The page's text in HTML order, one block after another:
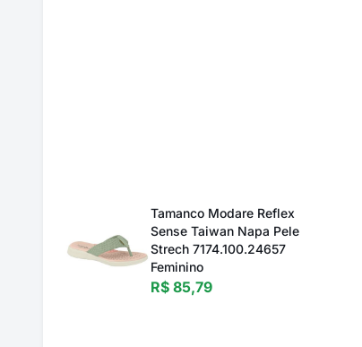
Tamanco Modare Reflex
Sense Taiwan Napa Pele
Strech 7174.100.24657
Feminino
R$ 85,79